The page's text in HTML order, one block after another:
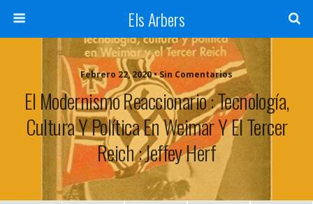
Els Arbers
Febrero 22, 2020 • Sin Comentarios
El Modernismo Reaccionario : Tecnología,
Cultura Y Política En Weimar Y El Tercer
Reich : Jeffey Herf